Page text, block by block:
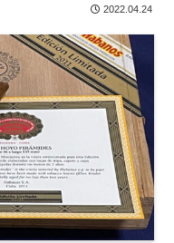
2022.04.24